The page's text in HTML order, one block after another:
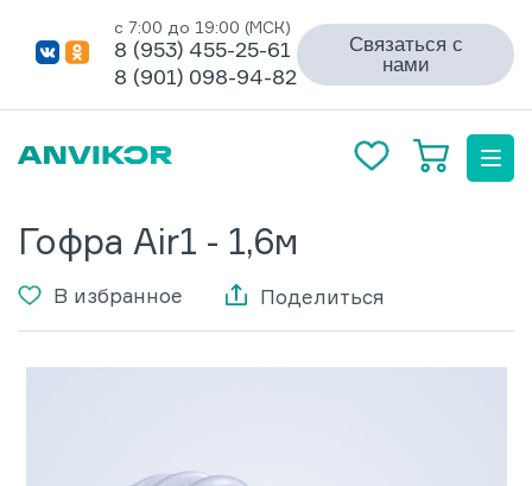
с 7:00 до 19:00 (МСК)
8 (953) 455-25-61
8 (901) 098-94-82
Связаться с
нами
Гофра Air1 - 1,6м
В избранное Поделиться